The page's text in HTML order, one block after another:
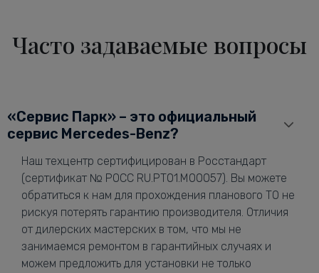
Часто задаваемые вопросы
«Сервис Парк» – это официальный
сервис Mercedes-Benz?
Наш техцентр сертифицирован в Росстандарт
(сертификат № РОСС RU.РТ01.М00057). Вы можете
обратиться к нам для прохождения планового ТО не
рискуя потерять гарантию производителя. Отличия
от дилерских мастерских в том, что мы не
занимаемся ремонтом в гарантийных случаях и
можем предложить для установки не только